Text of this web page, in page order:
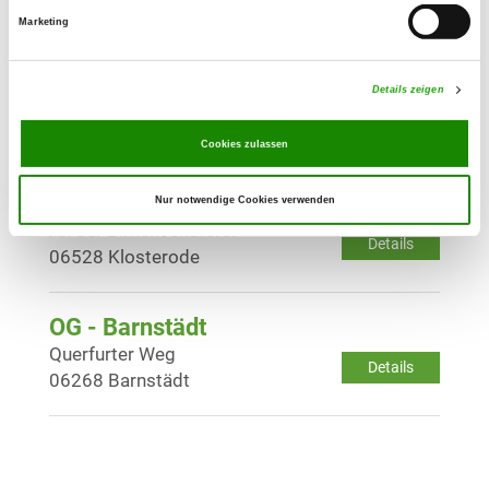
Marketing
Details zeigen
Cookies zulassen
Nur notwendige Cookies verwenden
OG - Stedten
Details
OG - Kaltenborn
Details
An der Birkenschäferei
06528 Klosterode
OG - Barnstädt
Details
Querfurter Weg
06268 Barnstädt